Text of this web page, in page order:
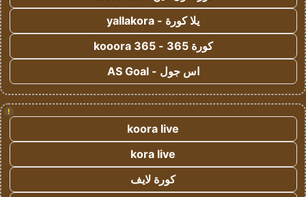
يلا كورة - yallakora
كورة 365 - kooora 365
اس جول - AS Goal
!
koora live
kora live
كورة لايف